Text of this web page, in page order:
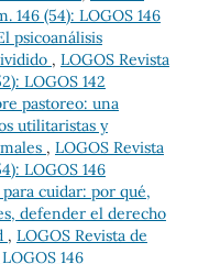
146 (54): LOGOS 146
psicoanálisis
, LOGOS Revista
LOGOS 142
pastoreo: una
utilitaristas y
, LOGOS Revista
LOGOS 146
cuidar: por qué,
defender el derecho
, LOGOS Revista de
146